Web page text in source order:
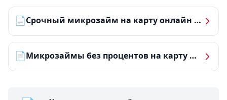
📄 Срочный микрозайм на карту онлайн — получить деньги за 5 минут
📄 Микрозаймы без процентов на карту — ТОП-10 за 2026 год